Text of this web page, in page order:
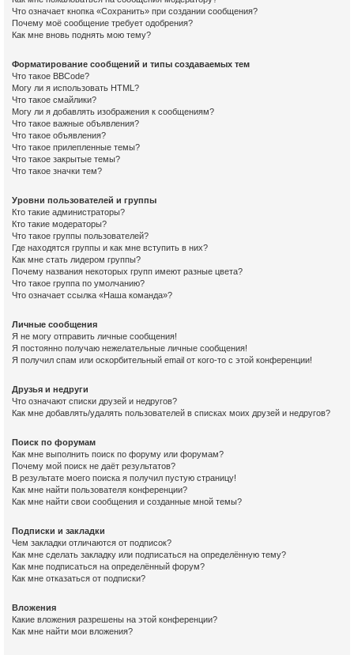
Что означает кнопка «Сохранить» при создании сообщения?
Почему моё сообщение требует одобрения?
Как мне вновь поднять мою тему?
Форматирование сообщений и типы создаваемых тем
Что такое BBCode?
Могу ли я использовать HTML?
Что такое смайлики?
Могу ли я добавлять изображения к сообщениям?
Что такое важные объявления?
Что такое объявления?
Что такое прилепленные темы?
Что такое закрытые темы?
Что такое значки тем?
Уровни пользователей и группы
Кто такие администраторы?
Кто такие модераторы?
Что такое группы пользователей?
Где находятся группы и как мне вступить в них?
Как мне стать лидером группы?
Почему названия некоторых групп имеют разные цвета?
Что такое группа по умолчанию?
Что означает ссылка «Наша команда»?
Личные сообщения
Я не могу отправить личные сообщения!
Я постоянно получаю нежелательные личные сообщения!
Я получил спам или оскорбительный email от кого-то с этой конференции!
Друзья и недруги
Что означают списки друзей и недругов?
Как мне добавлять/удалять пользователей в списках моих друзей и недругов?
Поиск по форумам
Как мне выполнить поиск по форуму или форумам?
Почему мой поиск не даёт результатов?
В результате моего поиска я получил пустую страницу!
Как мне найти пользователя конференции?
Как мне найти свои сообщения и созданные мной темы?
Подписки и закладки
Чем закладки отличаются от подписок?
Как мне сделать закладку или подписаться на определённую тему?
Как мне подписаться на определённый форум?
Как мне отказаться от подписки?
Вложения
Какие вложения разрешены на этой конференции?
Как мне найти мои вложения?